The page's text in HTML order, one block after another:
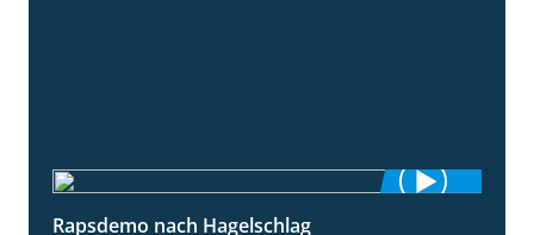
Rapsdemo nach Hagelschlag